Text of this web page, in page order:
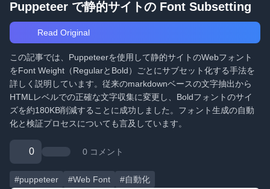
Puppeteer で静的サイトの Font Subsetting
Read Original
この記事では、Puppeteerを使用して静的サイトのWebフォント
をFont Weight（RegularとBold）ごとにサブセット化する手法を
詳しく説明しています。従来のmarkdownベースの文字抽出から
HTMLレベルでの正確な文字収集に変更し、Boldフォントのサイ
ズを約180KB削減することに成功しました。フォント生成の自動
化と検証プロセスについても言及しています。
0 0 コメント
#puppeteer #Web Font #自動化